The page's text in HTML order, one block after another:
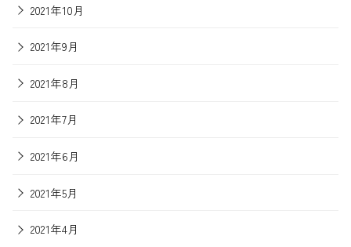
2021年10月
2021年9月
2021年8月
2021年7月
2021年6月
2021年5月
2021年4月